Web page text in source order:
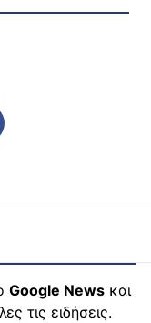
Google News και
τις ειδήσεις.